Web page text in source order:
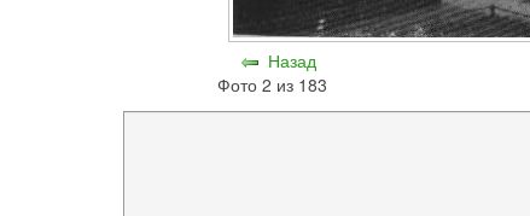
Назад
Фото 2 из 183